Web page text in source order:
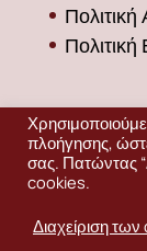
πλοήγησης,
σας. Πατώντας
cookies.
Διαχείριση